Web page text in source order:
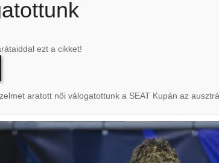
ezt a cikket!
aratott női válogatottunk a SEAT Kupán az